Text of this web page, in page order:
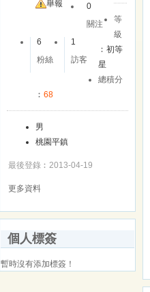
舉報
0
關注
6
粉絲
1
訪客
等
級
︰初等
星
總積分
︰ 68
男
桃園平鎮
最後登錄︰2013-04-19
更多資料
個人標簽
暫時沒有添加標簽！